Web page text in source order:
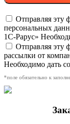
Отправляя эту
персональных
1С-Рарус»
Отправляя эту
рассылки от
Необходимо дать
*поле обязательно к